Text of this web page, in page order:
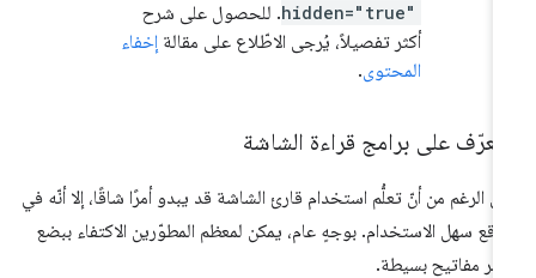
hidden="true". للحصول على شرح
أكثر تفصيلاً، يُرجى الاطّلاع على مقالةإخفاء
المحتوى.
على برامج قراءة الشاشة
الرغم من أنّ تعلُّم استخدام قارئ الشاشة قد يبدو أمرًا شاقًا، إلا أنّه في
سهل الاستخدام. بوجهٍ عام، يمكن لمعظم المطوّرين الاكتفاء ببضع
مفاتيح بسيطة.